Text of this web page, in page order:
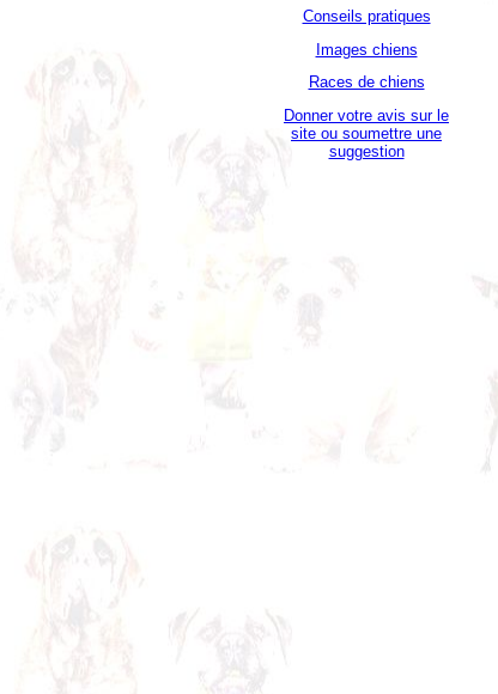
Conseils pratiques
Images chiens
Races de chiens
Donner votre avis sur le
site ou soumettre une
suggestion